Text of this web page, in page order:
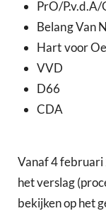
PrO/P.v.d.A/
Belang Van
Hart voor
VVD
D66
CDA
Vanaf 4 februari
het verslag
bekijken op het